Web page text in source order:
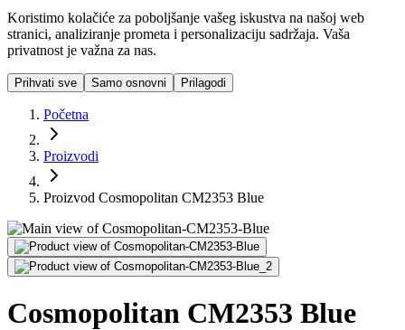
Koristimo kolačiće za poboljšanje vašeg iskustva na našoj web
stranici, analiziranje prometa i personalizaciju sadržaja. Vaša
privatnost je važna za nas.
Prihvati sve Samo osnovni Prilagodi
Početna
Proizvodi
Proizvod Cosmopolitan CM2353 Blue
Cosmopolitan CM2353 Blue